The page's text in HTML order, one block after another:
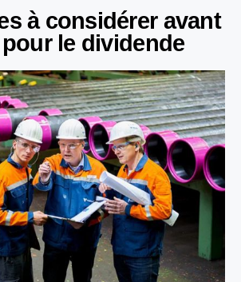
à considérer avant
le dividende